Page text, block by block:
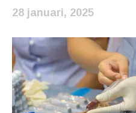
28 januari, 2025